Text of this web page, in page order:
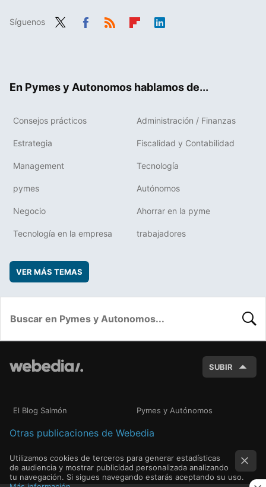
Síguenos
En Pymes y Autonomos hablamos de...
Consejos prácticos Administración / Finanzas
Estrategia Fiscalidad y Contabilidad
Management Tecnología
pymes Autónomos
Negocio Ahorrar en la pyme
Tecnología en la empresa trabajadores
VER MÁS TEMAS
SUBIR
El Blog Salmón Pymes y Autónomos
Otras publicaciones de Webedia
Utilizamos cookies de terceros para generar estadísticas
de audiencia y mostrar publicidad personalizada analizando
tu navegación. Si sigues navegando estarás aceptando su uso.